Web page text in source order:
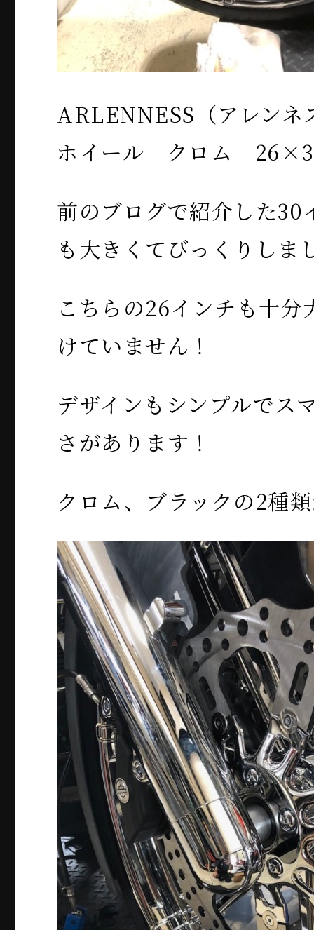
ARLENNESS（アレン
ホイール クロム
前のブログで紹介した30
も大きくてびっくりしま
こちらの26インチも十
けていません！
デザインもシンプルでス
さがあります！
クロム、ブラックの2種